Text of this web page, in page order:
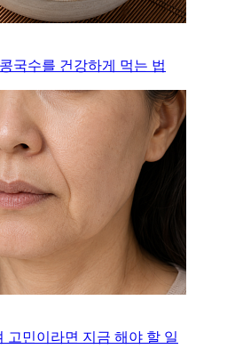
국수를 건강하게 먹는 법
고민이라면 지금 해야 할 일